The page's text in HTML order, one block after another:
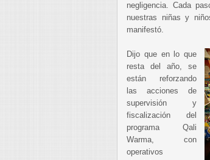
negligencia. Cada
nuestras niñas y
manifestó.
Dijo que en lo que
resta del año, se
están reforzando
las acciones de
supervisión y
fiscalización del
programa Qali
Warma, con
operativos